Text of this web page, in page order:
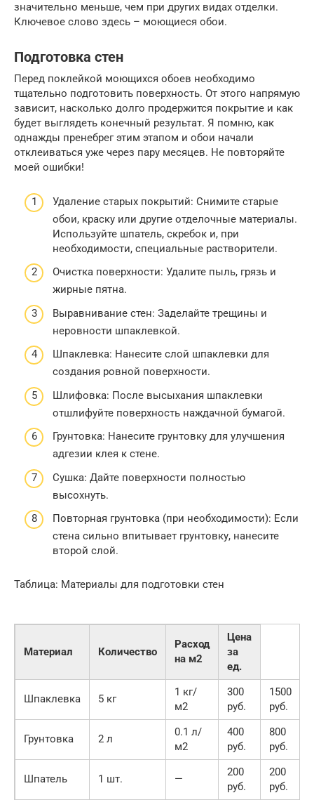
значительно меньше, чем при других видах отделки.
Ключевое слово здесь – моющиеся обои.
Подготовка стен
Перед поклейкой моющихся обоев необходимо
тщательно подготовить поверхность. От этого напрямую
зависит, насколько долго продержится покрытие и как
будет выглядеть конечный результат. Я помню, как
однажды пренебрег этим этапом и обои начали
отклеиваться уже через пару месяцев. Не повторяйте
моей ошибки!
Удаление старых покрытий: Снимите старые
обои, краску или другие отделочные материалы.
Используйте шпатель, скребок и, при
необходимости, специальные растворители.
Очистка поверхности: Удалите пыль, грязь и
жирные пятна.
Выравнивание стен: Заделайте трещины и
неровности шпаклевкой.
Шпаклевка: Нанесите слой шпаклевки для
создания ровной поверхности.
Шлифовка: После высыхания шпаклевки
отшлифуйте поверхность наждачной бумагой.
Грунтовка: Нанесите грунтовку для улучшения
адгезии клея к стене.
Сушка: Дайте поверхности полностью
высохнуть.
Повторная грунтовка (при необходимости): Если
стена сильно впитывает грунтовку, нанесите
второй слой.
Таблица: Материалы для подготовки стен
Материал Количество
Расход
на м2
Цена
за
ед.
Шпаклевка 5 кг
1 кг/
м2
300
руб.
1500
руб.
Грунтовка 2 л
0.1 л/
м2
400
руб.
800
руб.
Шпатель 1 шт. —
200
руб.
200
руб.